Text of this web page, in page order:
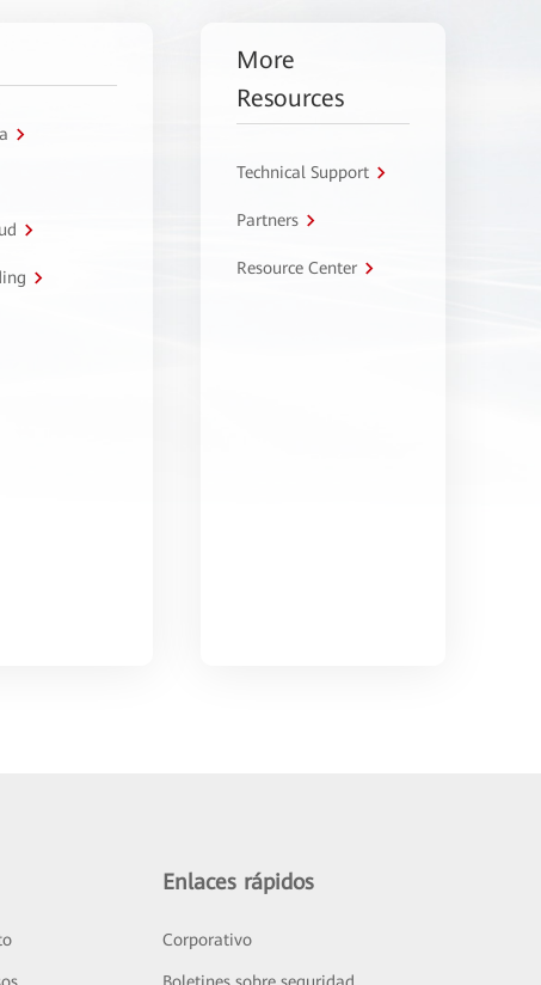
More
Resources
Technical Support
Partners
Resource Center
Enlaces rápidos
Corporativo